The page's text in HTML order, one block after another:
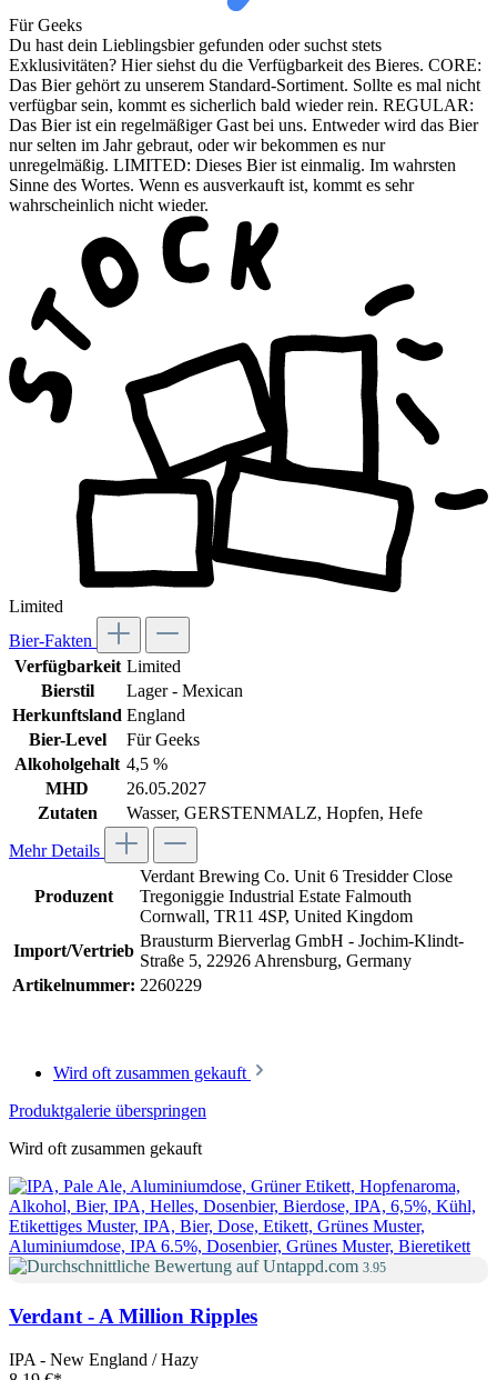
Für Geeks
Du hast dein Lieblingsbier gefunden oder suchst stets
Exklusivitäten? Hier siehst du die Verfügbarkeit des Bieres. CORE:
Das Bier gehört zu unserem Standard-Sortiment. Sollte es mal nicht
verfügbar sein, kommt es sicherlich bald wieder rein. REGULAR:
Das Bier ist ein regelmäßiger Gast bei uns. Entweder wird das Bier
nur selten im Jahr gebraut, oder wir bekommen es nur
unregelmäßig. LIMITED: Dieses Bier ist einmalig. Im wahrsten
Sinne des Wortes. Wenn es ausverkauft ist, kommt es sehr
wahrscheinlich nicht wieder.
Limited
Bier-Fakten
Verfügbarkeit Limited
Bierstil
Lager - Mexican
Herkunftsland England
Bier-Level
Für Geeks
Alkoholgehalt 4,5 %
MHD
26.05.2027
Zutaten
Wasser, GERSTENMALZ, Hopfen, Hefe
Mehr Details
Produzent
Verdant Brewing Co. Unit 6 Tresidder Close
Tregoniggie Industrial Estate Falmouth
Cornwall, TR11 4SP, United Kingdom
Import/Vertrieb
Brausturm Bierverlag GmbH - Jochim-Klindt-
Straße 5, 22926 Ahrensburg, Germany
Artikelnummer: 2260229
Wird oft zusammen gekauft
Produktgalerie überspringen
Wird oft zusammen gekauft
3.95
Verdant - A Million Ripples
IPA - New England / Hazy